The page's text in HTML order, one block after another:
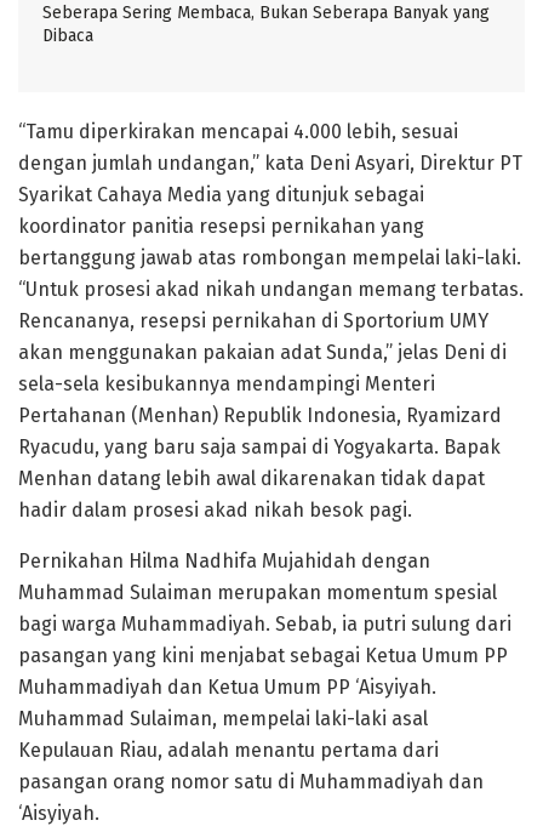
Seberapa Sering Membaca, Bukan Seberapa Banyak yang
Dibaca
“Tamu diperkirakan mencapai 4.000 lebih, sesuai
dengan jumlah undangan,” kata Deni Asyari, Direktur PT
Syarikat Cahaya Media yang ditunjuk sebagai
koordinator panitia resepsi pernikahan yang
bertanggung jawab atas rombongan mempelai laki-laki.
“Untuk prosesi akad nikah undangan memang terbatas.
Rencananya, resepsi pernikahan di Sportorium UMY
akan menggunakan pakaian adat Sunda,” jelas Deni di
sela-sela kesibukannya mendampingi Menteri
Pertahanan (Menhan) Republik Indonesia, Ryamizard
Ryacudu, yang baru saja sampai di Yogyakarta. Bapak
Menhan datang lebih awal dikarenakan tidak dapat
hadir dalam prosesi akad nikah besok pagi.
Pernikahan Hilma Nadhifa Mujahidah dengan
Muhammad Sulaiman merupakan momentum spesial
bagi warga Muhammadiyah. Sebab, ia putri sulung dari
pasangan yang kini menjabat sebagai Ketua Umum PP
Muhammadiyah dan Ketua Umum PP ‘Aisyiyah.
Muhammad Sulaiman, mempelai laki-laki asal
Kepulauan Riau, adalah menantu pertama dari
pasangan orang nomor satu di Muhammadiyah dan
‘Aisyiyah.